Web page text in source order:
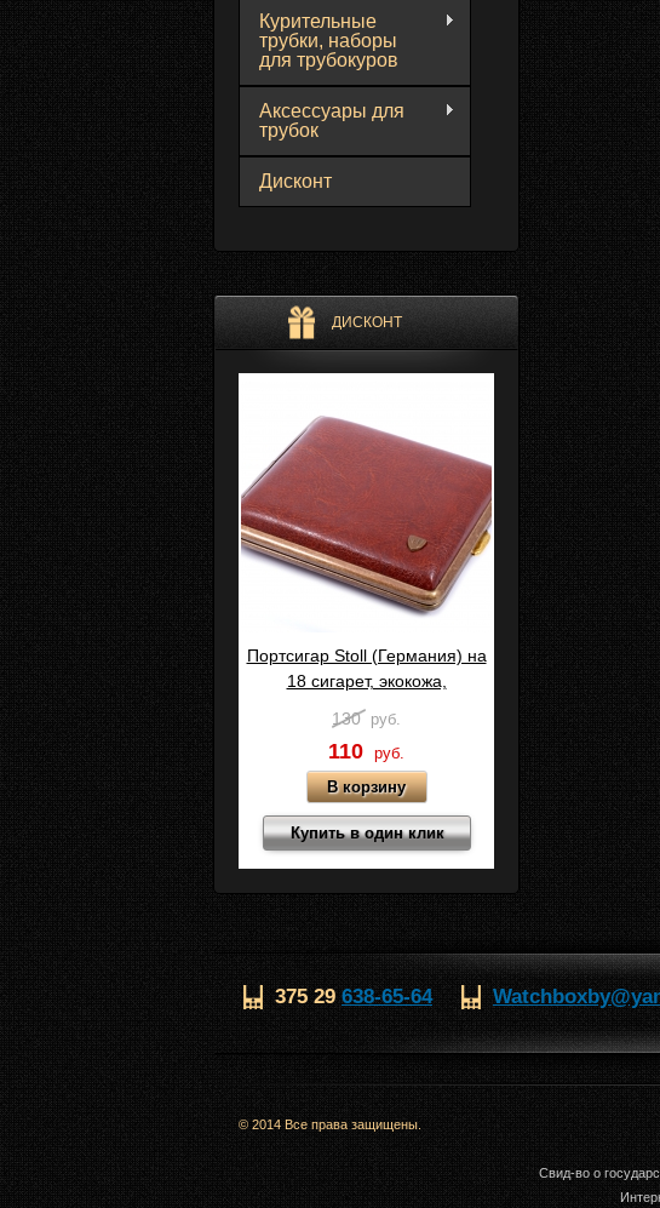
Курительные
трубки, наборы
для трубокуров
Аксессуары для
трубок
Дисконт
ДИСКОНТ
Портсигар Stoll (Германия) на
18 сигарет, экокожа,
Коричневый, C11
130 руб.
110 руб.
Купить в один клик
375 29638-65-64
© 2014 Все права защищены.
Свид-во о